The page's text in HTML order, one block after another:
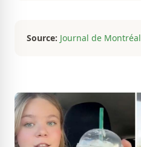
Source: Journal de Montréal